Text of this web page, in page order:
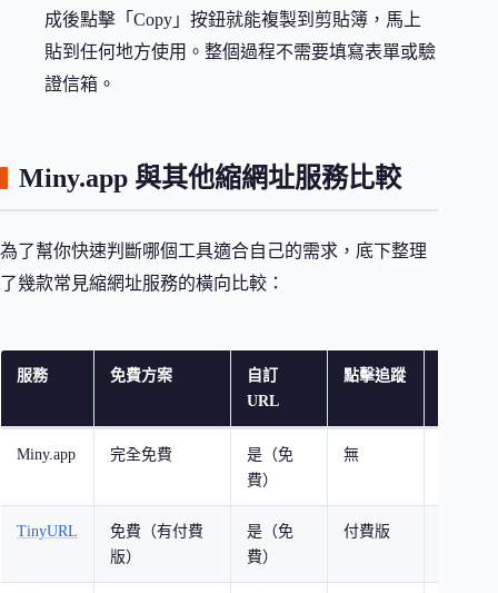
成後點擊「Copy」按鈕就能複製到剪貼簿，馬上
貼到任何地方使用。整個過程不需要填寫表單或驗
證信箱。
Miny.app 與其他縮網址服務比較
為了幫你快速判斷哪個工具適合自己的需求，底下整理
了幾款常見縮網址服務的橫向比較：
服務 免費方案
自訂
URL
點擊追蹤
Miny.app 完全免費
是（免
費）
無
TinyURL
免費（有付費
版）
是（免
費）
付費版